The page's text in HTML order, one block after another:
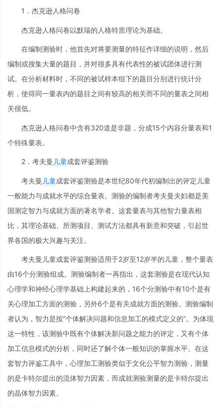
1．杰克逊人格问卷
杰克逊人格问卷以默瑞的人格特质理论为基础。
在编制测验时，他首先对将要测量的特征作详细的说明，然后
编制或搜集大量的题目，并对很多具有代表性的被试团体进行测
试。在分析材料时，不同的被试样本组下的题目分别进行统计分
析，使得同一量表内的题目之间有较高的相关而不同的量表之间相
关很低。
杰克逊人格问卷中含有320道是非题，分成15个内容分量表和1
个特殊量表。
2．考夫曼 儿童成套评鉴测验
考夫曼 儿童成套评鉴测验是本世纪80年代初编制出的评定儿童
一般能力与成就水平的综合量表。测验的编制者考夫曼夫妇都是美
国测定智力与成就方面的著名学者。这套量表与其他智力量表相
比，其理论基础、所测项目、测试方法都具有新意和突破，引起世
界各国的极大兴趣与关注。
考夫曼儿童成套评鉴测验适用于2岁至12岁半的儿童，整个量表
由16个分测验组成。测验编制者一再指出，这套测验是在现代认知
心理学和神经心理学基础上构建起来的，16个分测验中有10个是有
关心理加工方面的测验，另外6个是有关成就方面的测验。测验编制
者认为，智力是按“个体解决问题和信息加工的模式定义的”。为体现
这一特性，该测验中既有个体解决新问题之能力的评定，又有个体
加工信息模式的分析，同时还了解个体一般知识的掌握水平。在这
套智力评鉴工具中，心理加工测验类似于文化公平智力测验，测量
的是卡特尔提出的流体智力因素，而成就测验测量的是卡特尔提出
的晶体智力因素。